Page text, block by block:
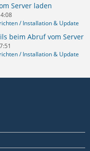
Server laden
/ Installation & Update
beim Abruf vom Server
/ Installation & Update